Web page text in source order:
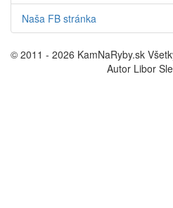
Naša FB stránka
© 2011 - 2026 KamNaRyby.sk
Autor Libor